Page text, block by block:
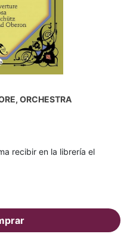
ORCHESTRA
recibir en la librería el